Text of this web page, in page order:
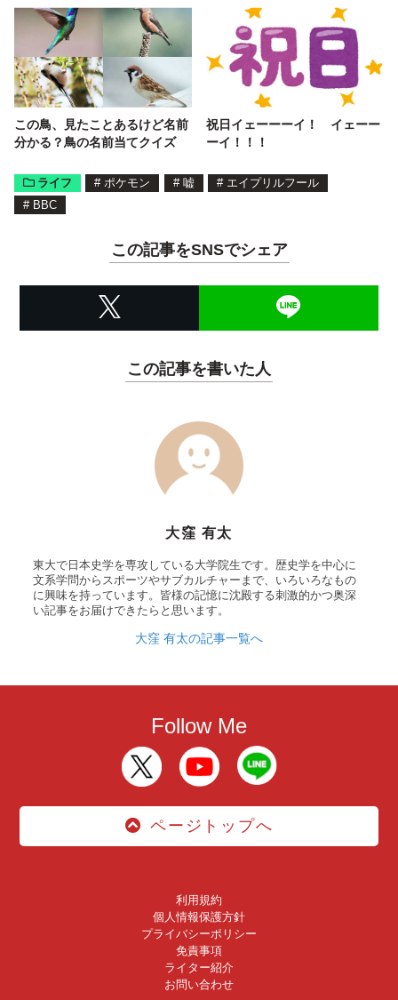
この鳥、見たことあるけど名前
分かる？鳥の名前当てクイズ
祝日イェーーーイ！ イェーー
ーイ！！！
ライフ # ポケモン # 嘘 # エイプリルフール
# BBC
この記事をSNSでシェア
この記事を書いた人
大窪 有太
東大で日本史学を専攻している大学院生です。歴史学を中心に
文系学問からスポーツやサブカルチャーまで、いろいろなもの
に興味を持っています。皆様の記憶に沈殿する刺激的かつ奥深
い記事をお届けできたらと思います。
大窪 有太の記事一覧へ
Follow Me
ページトップへ
利用規約
個人情報保護方針
プライバシーポリシー
免責事項
ライター紹介
お問い合わせ